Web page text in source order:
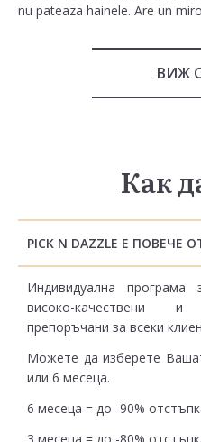
nu pateaza hainele. Are un
ВИЖ
Как
PICK N DAZZLE Е
Индивидуална програма
високо-качествени
препоръчани за всеки
Можете да изберете
или 6 месеца.
6 месеца = до -90%